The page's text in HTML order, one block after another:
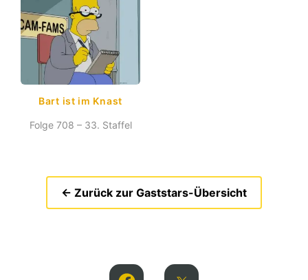
Bart ist im Knast
Folge 708 – 33. Staffel
← Zurück zur Gaststars-Übersicht